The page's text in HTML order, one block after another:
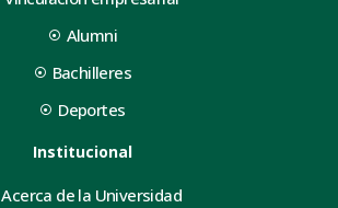
Alumni
Bachilleres
Deportes
Institucional
Acerca de la Universidad